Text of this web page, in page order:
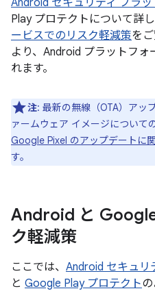
Android セキュリティ プラ
Play プロテクトについて詳し
ービスでのリスク軽減策を
より、Android プラットフ
れます。
注: 最新の無線（OTA）アッ
ァームウェア イメージについて
Google Pixel のアップデートに
す。
Android と
ク軽減策
ここでは、 Android セキュリ
と Google Play プロテクト